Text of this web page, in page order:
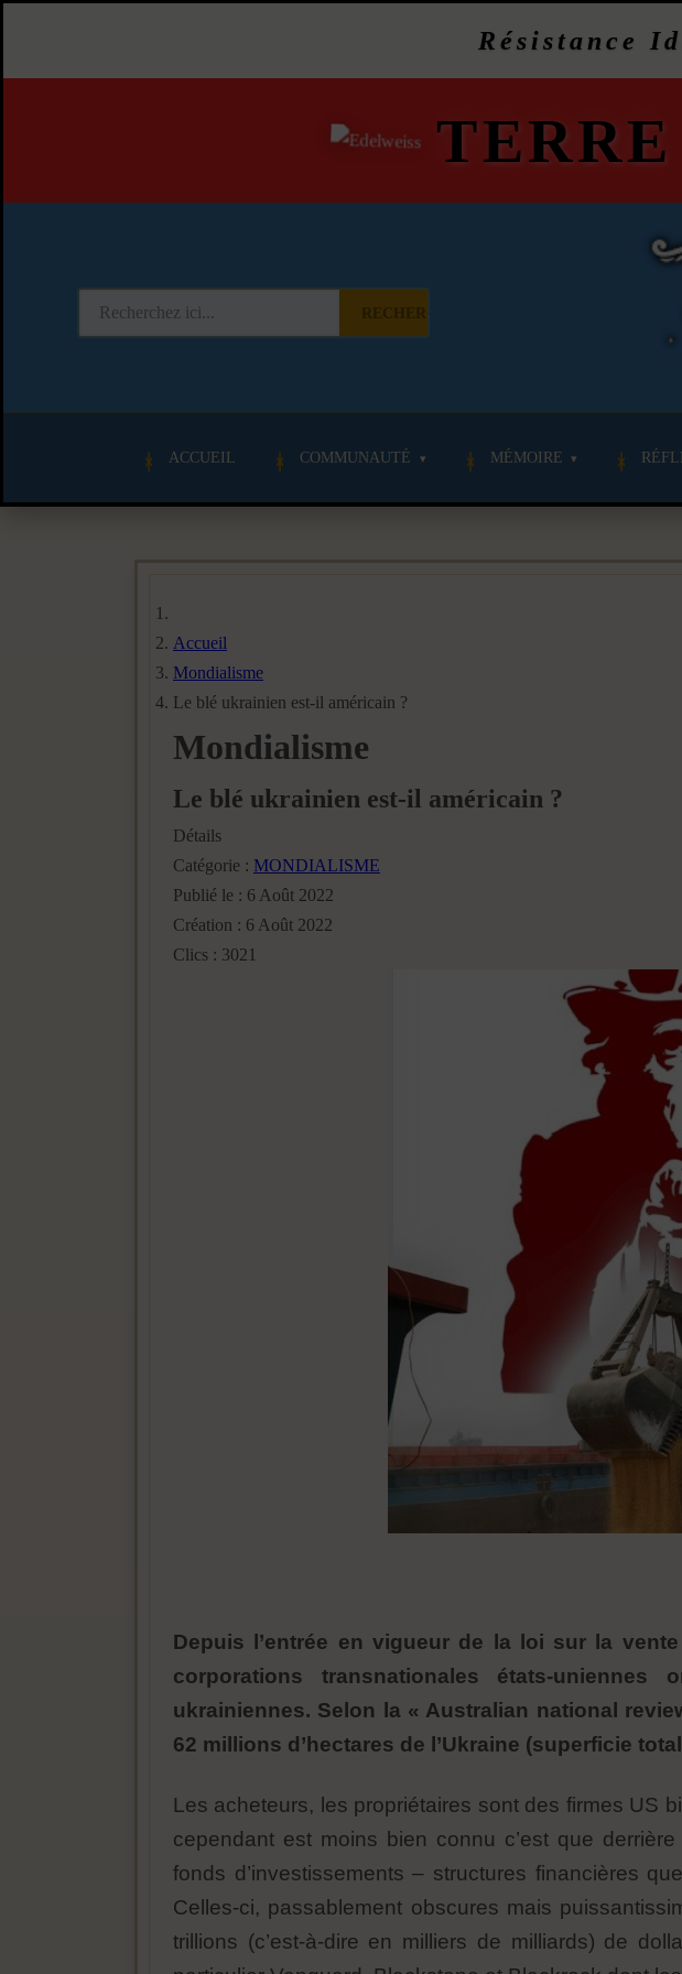
Résistance
TERRE
ACCUEIL COMMUNAUTÉ MÉMOIRE
Accueil
Mondialisme
Le blé ukrainien est-il américain ?
Mondialisme
Le blé ukrainien est-il américain ?
Détails
Catégorie : MONDIALISME
Publié le : 6 Août 2022
Création : 6 Août 2022
Clics : 3021
Depuis l’entrée en vigueur de la loi sur la
corporations transnationales états-
ukrainiennes. Selon la « Australian national
62 millions d’hectares de l’Ukraine (superficie
Les acheteurs, les propriétaires sont des firmes US
cependant est moins bien connu c’est que
fonds d’investissements – structures financières
Celles-ci, passablement obscures mais
trillions (c’est-à-dire en milliers de milliards) de